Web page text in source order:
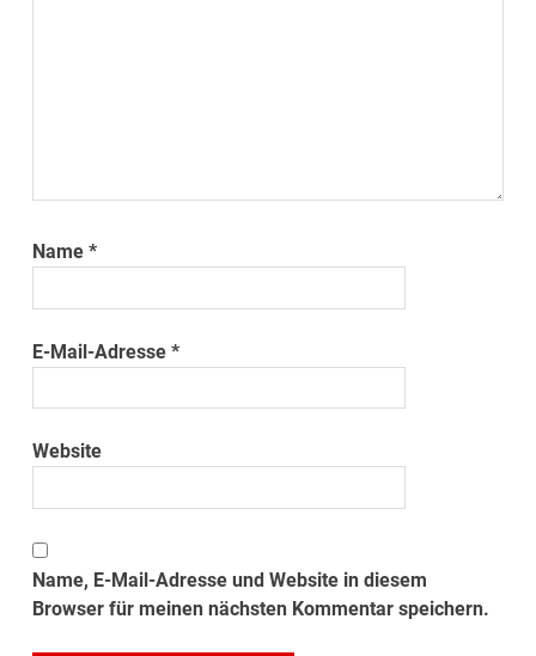
Name*
E-Mail-Adresse*
Website
Name, E-Mail-Adresse und Website in diesem
Browser für meinen nächsten Kommentar speichern.